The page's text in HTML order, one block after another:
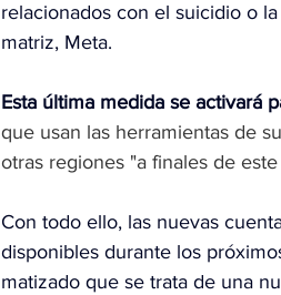
relacionados con el suicidio o
matriz, Meta.
Esta última medida se activará
que usan las herramientas de
otras regiones "a finales de este
Con todo ello, las nuevas
disponibles durante los
matizado que se trata de una